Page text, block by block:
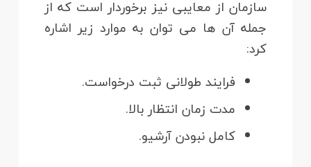
سازمان از معایبی نیز برخوردار است که از
جمله آن ها می توان به موارد زیر اشاره
کرد:
فرایند طولانی ثبت درخواست.
مدت زمان انتظار بالا.
کامل نبودن آرشیو.